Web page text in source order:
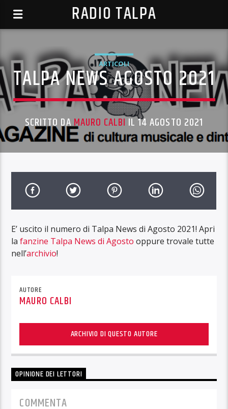
RADIO TALPA
ARTICOLI
TALPA NEWS AGOSTO 2021
SCRITTO DAMAURO CALBIIL 14 AGOSTO 2021
E’ uscito il numero di Talpa News di Agosto 2021! Apri
lafanzine Talpa News di Agosto oppure trovale tutte
nell’archivio!
AUTORE
MAURO CALBI
ARCHIVIO DI QUESTO AUTORE
OPINIONE DEI LETTORI
COMMENTA